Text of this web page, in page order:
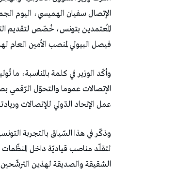
الإتصال سفيان الهميسي، اليوم
المُعتمدين بتونس، خُصّص لتقديم
فيصل البيولي لمنصب الأمين العام
وأكّد الوزير في كلمة بالمناسبة،
الإتصالات عموما والتحوّل الرّقمي
عمل الإتحاد الدّولي للإتصالات
وذكّر في هذا السّياق بالتجربة
لتقلّد مناصب قياديّة داخل
الشقيقة والصديقة لهذين